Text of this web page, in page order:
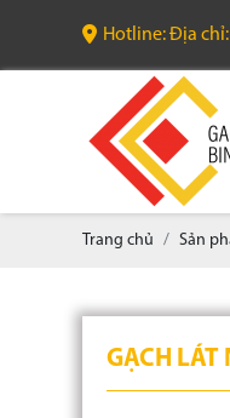
Hotline: Địa chỉ:
Trang chủ Sản
GẠCH LÁT